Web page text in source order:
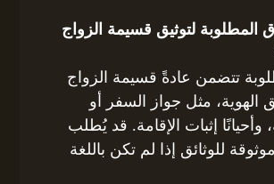
المطلوبة لتوثيق قسيمة الزواج
تتضمن عادةً قسيمة الزواج
الهوية، مثل جواز السفر أو
وأحيانًا إثبات الإقامة. قد يُطلب
للوثائق إذا لم تكن باللغة